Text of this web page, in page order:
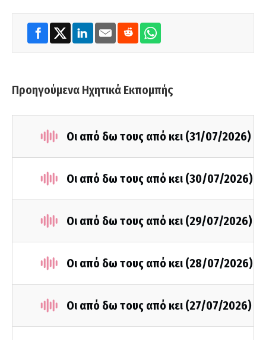
Προηγούμενα Ηχητικά Εκπομπής
Οι από δω τους από κει (31/07/2026)
Οι από δω τους από κει (30/07/2026)
Οι από δω τους από κει (29/07/2026)
Οι από δω τους από κει (28/07/2026)
Οι από δω τους από κει (27/07/2026)